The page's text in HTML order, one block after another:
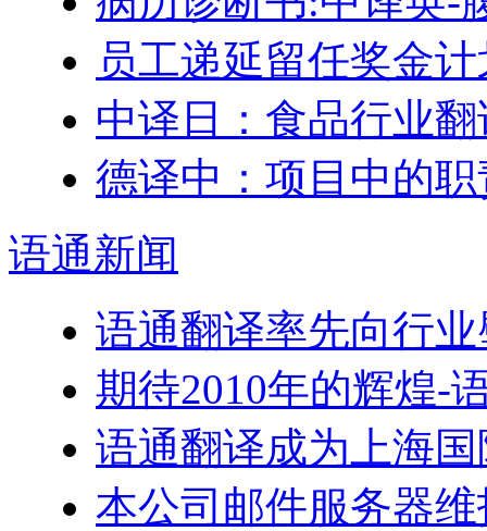
员工递延留任奖金计
中译日：食品行业翻
德译中：项目中的
语通新闻
语通翻译率先向行
期待2010年的辉煌-
语通翻译成为上海
本公司邮件服务器